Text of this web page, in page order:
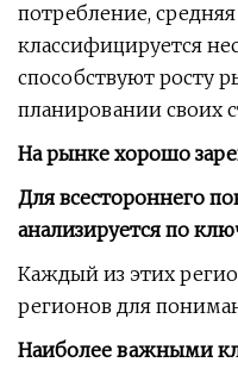
потребление,
классифицируется
способствуют росту
планировании своих
На рынке хорошо
Для всестороннего
анализируется по
Каждый из этих
регионов для
Наиболее важными